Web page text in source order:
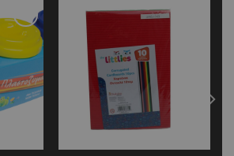
Add to
wishlist